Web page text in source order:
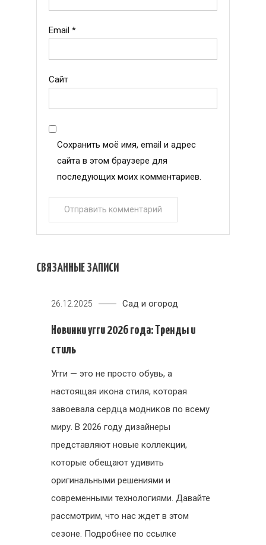
Email *
Сайт
Сохранить моё имя, email и адрес
сайта в этом браузере для
последующих моих комментариев.
СВЯЗАННЫЕ ЗАПИСИ
26.12.2025 Сад и огород
Новинки угги 2026 года: Тренды и
стиль
Угги — это не просто обувь, а
настоящая икона стиля, которая
завоевала сердца модников по всему
миру. В 2026 году дизайнеры
представляют новые коллекции,
которые обещают удивить
оригинальными решениями и
современными технологиями. Давайте
рассмотрим, что нас ждет в этом
сезоне. Подробнее по ссылке